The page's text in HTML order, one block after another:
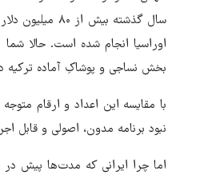
سال گذشته
اوراسیا انجام شده است. حالا شما
بخش نساجی و پوشاکِ آماده ترکیه در سال گذشته
با مقایسه این اعداد و ارقام
نبود برنامه مدون، اصولی و قابل
اما چرا ایرانی که مدت‌ها پیش
درمانده کرد